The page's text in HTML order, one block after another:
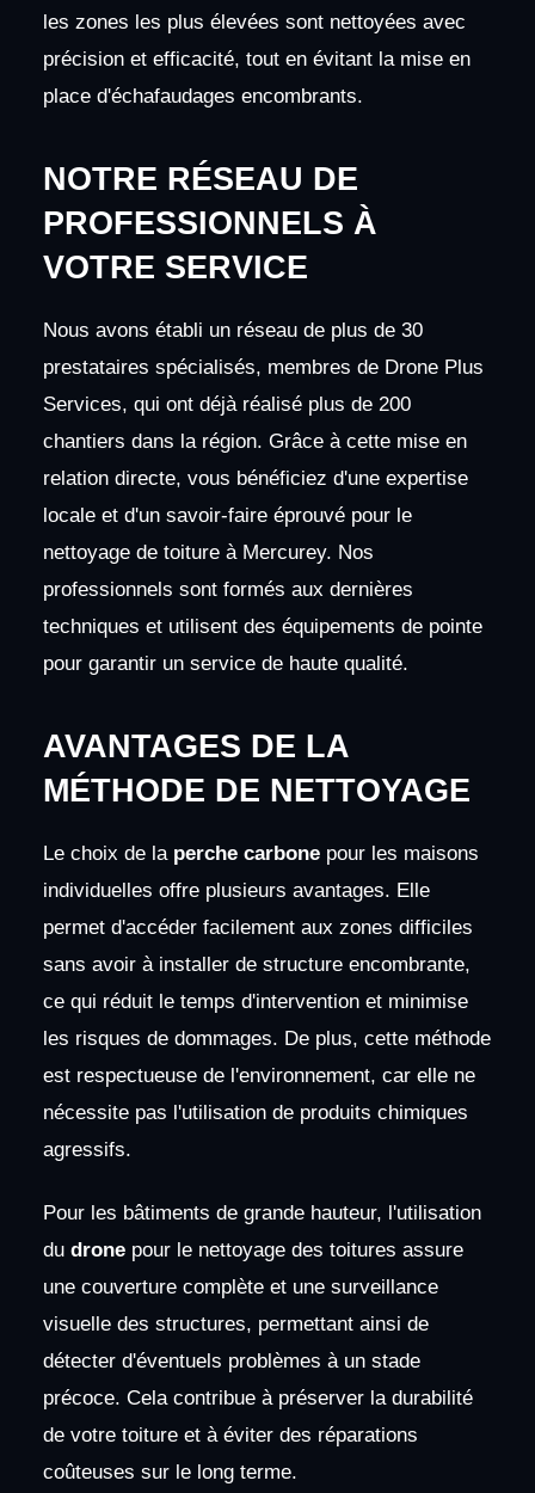
les zones les plus élevées sont nettoyées avec
précision et efficacité, tout en évitant la mise en
place d'échafaudages encombrants.
NOTRE RÉSEAU DE
PROFESSIONNELS À
VOTRE SERVICE
Nous avons établi un réseau de plus de 30
prestataires spécialisés, membres de Drone Plus
Services, qui ont déjà réalisé plus de 200
chantiers dans la région. Grâce à cette mise en
relation directe, vous bénéficiez d'une expertise
locale et d'un savoir-faire éprouvé pour le
nettoyage de toiture à Mercurey. Nos
professionnels sont formés aux dernières
techniques et utilisent des équipements de pointe
pour garantir un service de haute qualité.
AVANTAGES DE LA
MÉTHODE DE NETTOYAGE
Le choix de la perche carbonepour les maisons
individuelles offre plusieurs avantages. Elle
permet d'accéder facilement aux zones difficiles
sans avoir à installer de structure encombrante,
ce qui réduit le temps d'intervention et minimise
les risques de dommages. De plus, cette méthode
est respectueuse de l'environnement, car elle ne
nécessite pas l'utilisation de produits chimiques
agressifs.
Pour les bâtiments de grande hauteur, l'utilisation
du dronepour le nettoyage des toitures assure
une couverture complète et une surveillance
visuelle des structures, permettant ainsi de
détecter d'éventuels problèmes à un stade
précoce. Cela contribue à préserver la durabilité
de votre toiture et à éviter des réparations
coûteuses sur le long terme.